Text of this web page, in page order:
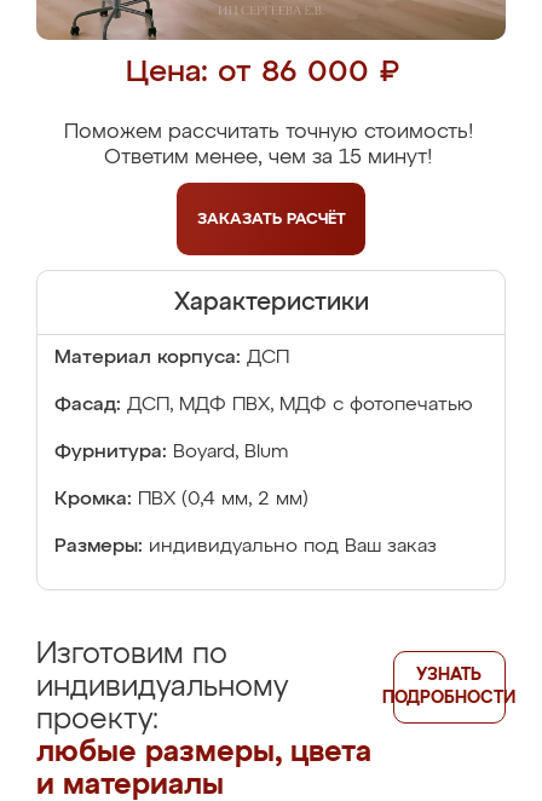
Цена: от 86 000 ₽
Поможем рассчитать точную стоимость!
Ответим менее, чем за 15 минут!
ЗАКАЗАТЬ РАСЧЁТ
Характеристики
Материал корпуса: ДСП
Фасад: ДСП, МДФ ПВХ, МДФ с фотопечатью
Фурнитура: Boyard, Blum
Кромка: ПВХ (0,4 мм, 2 мм)
Размеры: индивидуально под Ваш заказ
Изготовим по
индивидуальному
проекту:
любые размеры, цвета
и материалы
УЗНАТЬ
ПОДРОБНОСТИ